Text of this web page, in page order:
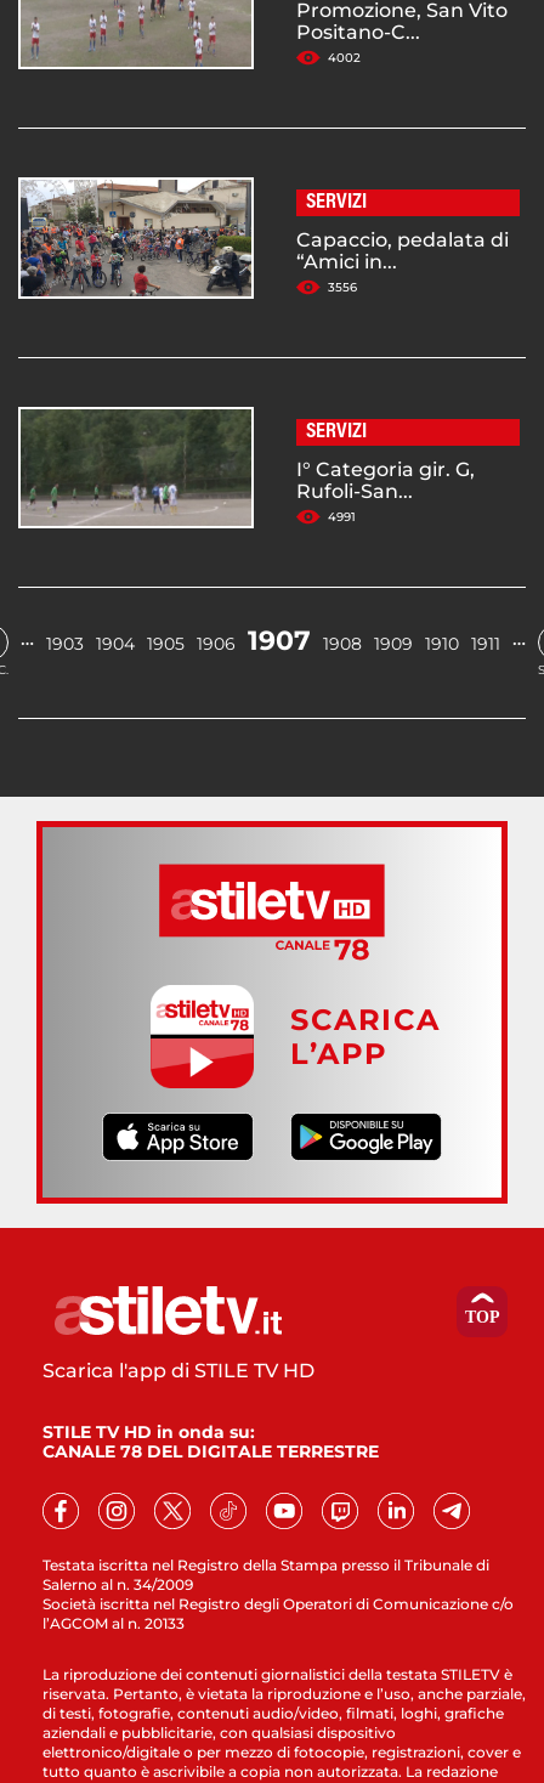
Promozione, San Vito
Positano-C...
4002
SERVIZI
Capaccio, pedalata di
“Amici in...
3556
SERVIZI
I° Categoria gir. G,
Rufoli-San...
4991
… 1903 1904 1905 1906 1907 1908 1909 1910 1911 …
SCARICA
L’APP
Testata iscritta nel Registro della Stampa presso il Tribunale di
Salerno al n. 34/2009
Società iscritta nel Registro degli Operatori di Comunicazione c/o
l’AGCOM al n. 20133
Scarica l'app di STILE TV HD
STILE TV HD in onda su:
CANALE 78 DEL DIGITALE TERRESTRE
La riproduzione dei contenuti giornalistici della testata STILETV è
riservata. Pertanto, è vietata la riproduzione e l’uso, anche parziale,
di testi, fotografie, contenuti audio/video, filmati, loghi, grafiche
aziendali e pubblicitarie, con qualsiasi dispositivo
elettronico/digitale o per mezzo di fotocopie, registrazioni, cover e
tutto quanto è ascrivibile a copia non autorizzata. La redazione